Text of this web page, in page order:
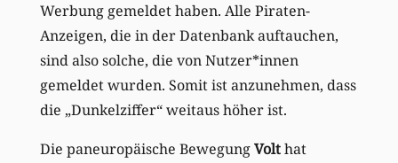
Werbung gemeldet haben. Alle Piraten-
Anzeigen, die in der Datenbank auftauchen,
sind also solche, die von Nutzer*innen
gemeldet wurden. Somit ist anzunehmen, dass
die „Dunkelziffer“ weitaus höher ist.
Die paneuropäische BewegungVolthat